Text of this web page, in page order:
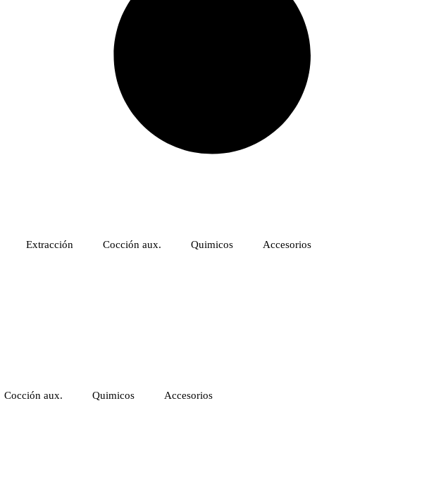
Extracción Cocción aux. Quimicos Accesorios
Cocción aux. Quimicos Accesorios